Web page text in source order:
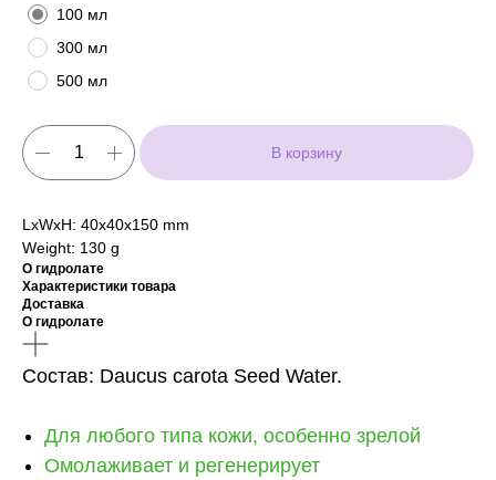
100 мл
300 мл
500 мл
В корзину
LxWxH: 40x40x150 mm
Weight: 130 g
О гидролате
Характеристики товара
Доставка
О гидролате
Состав: Daucus carota Seed Water.
Для любого типа кожи, особенно зрелой
Омолаживает и регенерирует